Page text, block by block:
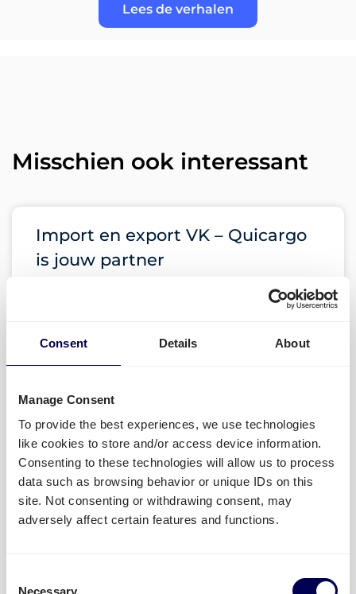
Consent Details About
Manage Consent
To provide the best experiences, we use technologies
like cookies to store and/or access device information.
Consenting to these technologies will allow us to process
data such as browsing behavior or unique IDs on this
site. Not consenting or withdrawing consent, may
adversely affect certain features and functions.
Necessary
Lees de verhalen
Misschien ook interessant
Import en export VK – Quicargo
is jouw partner
10 januari 2023
Uitgelicht op Logistiek.nl
LEES MEER »
10 januari 2023